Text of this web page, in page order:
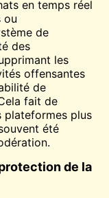
en temps réel
ou
de
des
les
offensantes
de
fait de
plateformes plus
été
de la